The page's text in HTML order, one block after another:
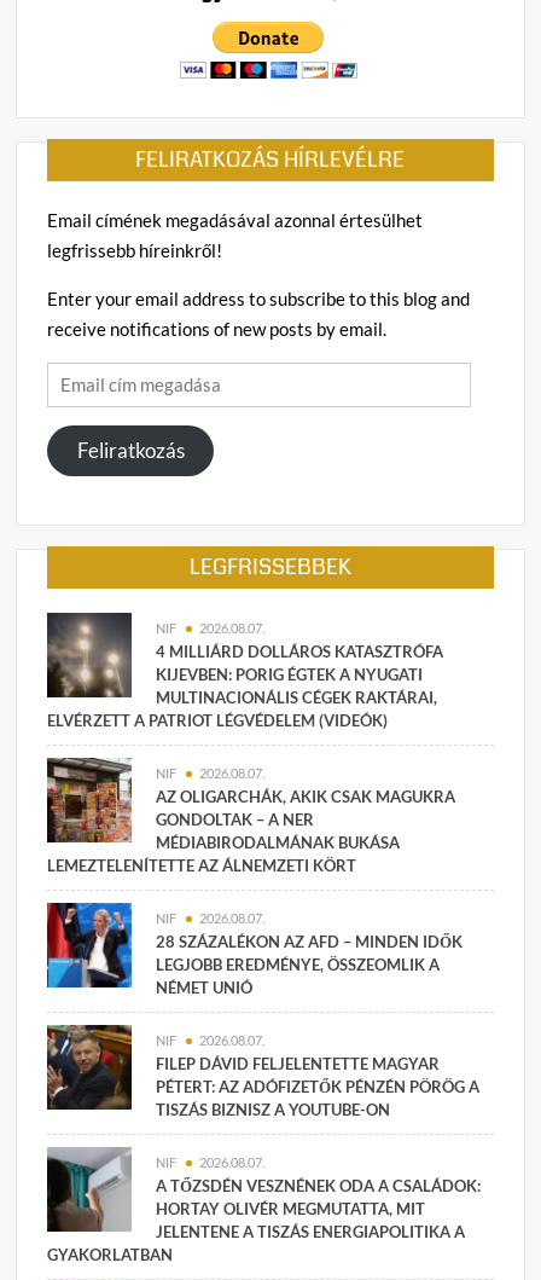
FELIRATKOZÁS HÍRLEVÉLRE
Email címének megadásával azonnal értesülhet
legfrissebb híreinkről!
Enter your email address to subscribe to this blog and
receive notifications of new posts by email.
Email
cím
megadása
Feliratkozás
LEGFRISSEBBEK
NIF 2026.08.07.
4 MILLIÁRD DOLLÁROS KATASZTRÓFA
KIJEVBEN: PORIG ÉGTEK A NYUGATI
MULTINACIONÁLIS CÉGEK RAKTÁRAI,
ELVÉRZETT A PATRIOT LÉGVÉDELEM (VIDEÓK)
NIF 2026.08.07.
AZ OLIGARCHÁK, AKIK CSAK MAGUKRA
GONDOLTAK – A NER
MÉDIABIRODALMÁNAK BUKÁSA
LEMEZTELENÍTETTE AZ ÁLNEMZETI KÖRT
NIF 2026.08.07.
28 SZÁZALÉKON AZ AFD – MINDEN IDŐK
LEGJOBB EREDMÉNYE, ÖSSZEOMLIK A
NÉMET UNIÓ
NIF 2026.08.07.
FILEP DÁVID FELJELENTETTE MAGYAR
PÉTERT: AZ ADÓFIZETŐK PÉNZÉN PÖRÖG A
TISZÁS BIZNISZ A YOUTUBE-ON
NIF 2026.08.07.
A TŐZSDÉN VESZNÉNEK ODA A CSALÁDOK:
HORTAY OLIVÉR MEGMUTATTA, MIT
JELENTENE A TISZÁS ENERGIAPOLITIKA A
GYAKORLATBAN